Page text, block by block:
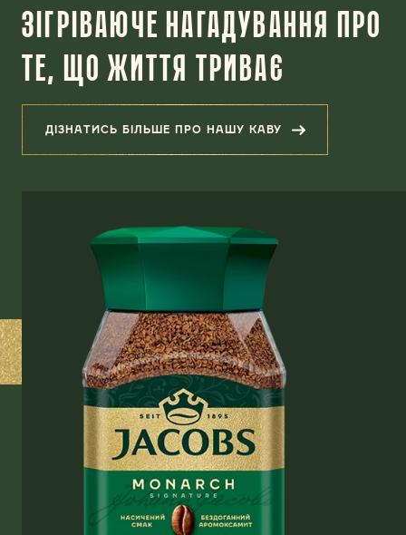
ЗІГРІВАЮЧЕ НАГАДУВАННЯ ПРО
ТЕ, ЩО ЖИТТЯ ТРИВАЄ
ДІЗНАТИСЬ БІЛЬШЕ ПРО НАШУ КАВУ
(ЗІГРІВАЮЧЕ НАГАДУВАННЯ ПРО